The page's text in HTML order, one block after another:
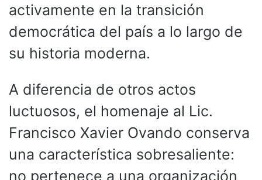
activamente en la transición
democrática del país a lo largo de
su historia moderna.
A diferencia de otros actos
luctuosos, el homenaje al Lic.
Francisco Xavier Ovando conserva
una característica sobresaliente:
no pertenece a una organización